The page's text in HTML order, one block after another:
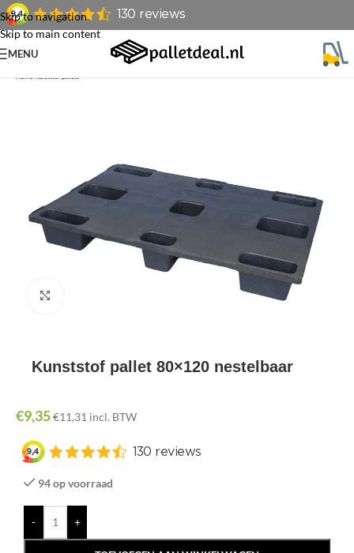
Skip to navigation
Skip to main content
MENU
Home/ Kunststof pallets
Kunststof pallet 80×120 nestelbaar
€9,35€11,31 incl. BTW
94 op voorraad
- +